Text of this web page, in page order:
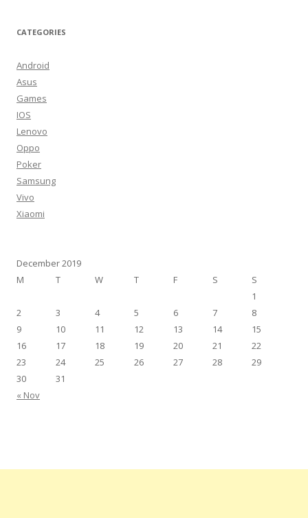
CATEGORIES
Android
Asus
Games
IOS
Lenovo
Oppo
Poker
Samsung
Vivo
Xiaomi
December 2019
M
T W T F S S
« Nov
1
2
3 4 5 6 7
8
9
10 11 12 13 14
15
16
17 18 19 20 21
22
23
24 25 26 27 28
29
30
31